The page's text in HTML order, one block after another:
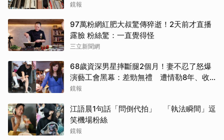
鏡報
97萬粉網紅肥大叔驚傳猝逝！2天前才直播
露臉 粉絲驚：一直覺得怪
三立新聞網
68歲資深男星摔斷腿2個月！妻不忍了怒爆
演藝工會黑幕：差勁無禮 遭情勒8年、收
二手探病禮
鏡報
江語晨1句話「問倒代拍」 「執法瞬間」逗
笑機場粉絲
鏡報